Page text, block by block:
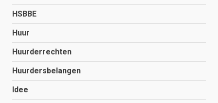
HSBBE
Huur
Huurderrechten
Huurdersbelangen
Idee